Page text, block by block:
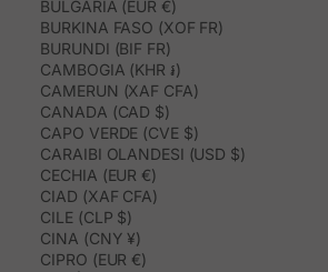
BULGARIA (EUR €)
BURKINA FASO (XOF FR)
BURUNDI (BIF FR)
CAMBOGIA (KHR ៛)
CAMERUN (XAF CFA)
CANADA (CAD $)
CAPO VERDE (CVE $)
CARAIBI OLANDESI (USD $)
CECHIA (EUR €)
CIAD (XAF CFA)
CILE (CLP $)
CINA (CNY ¥)
CIPRO (EUR €)